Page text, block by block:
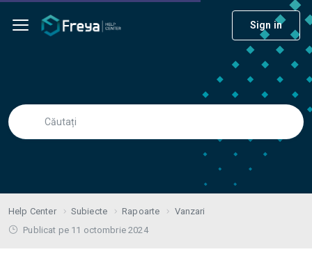
Sign in
Help Center Subiecte Rapoarte
Vanzari
Publicat pe 11 octombrie 2024